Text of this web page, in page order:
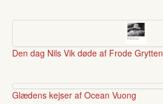
Den dag Nils Vik døde af Frode Grytten
Glædens kejser af Ocean Vuong